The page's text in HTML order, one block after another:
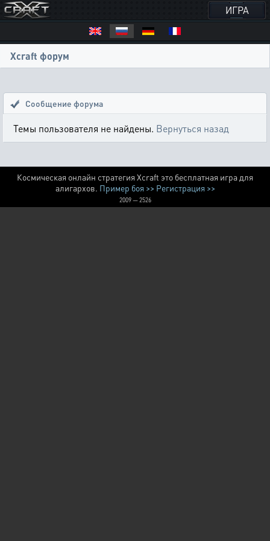
ИГРА
Xcraft форум
Сообщение форума
Темы пользователя не найдены. Вернуться назад
Космическая онлайн стратегия Xcraft это бесплатная игра для
алигархов. Пример боя >> Регистрация >>
2009 — 2526